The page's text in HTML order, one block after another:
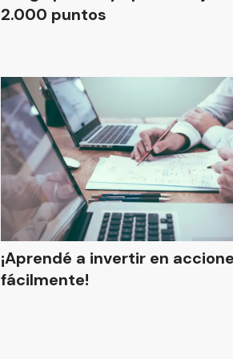
2.000 puntos
¡Aprendé a invertir en
fácilmente!